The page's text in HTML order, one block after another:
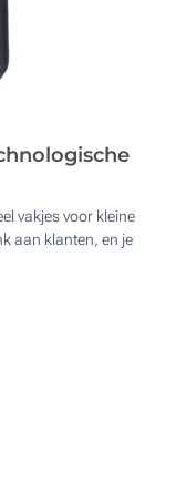
vakjes voor kleine
aan klanten, en je